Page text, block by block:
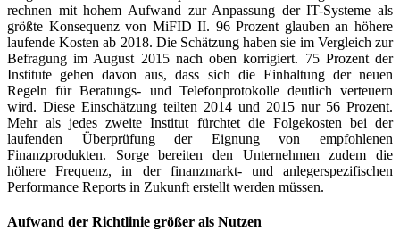
rechnen mit hohem Aufwand zur Anpassung der IT-Systeme als
größte Konsequenz von MiFID II. 96 Prozent glauben an höhere
laufende Kosten ab 2018. Die Schätzung haben sie im Vergleich zur
Befragung im August 2015 nach oben korrigiert. 75 Prozent der
Institute gehen davon aus, dass sich die Einhaltung der neuen
Regeln für Beratungs- und Telefonprotokolle deutlich verteuern
wird. Diese Einschätzung teilten 2014 und 2015 nur 56 Prozent.
Mehr als jedes zweite Institut fürchtet die Folgekosten bei der
laufenden Überprüfung der Eignung von empfohlenen
Finanzprodukten. Sorge bereiten den Unternehmen zudem die
höhere Frequenz, in der finanzmarkt- und anlegerspezifischen
Performance Reports in Zukunft erstellt werden müssen.
Aufwand der Richtlinie größer als Nutzen